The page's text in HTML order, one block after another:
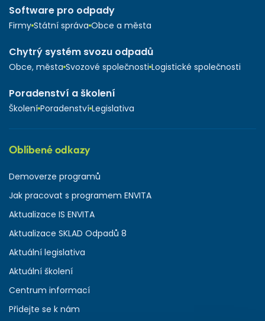
Software pro odpady
Firmy Státní správa Obce a města
Chytrý systém svozu odpadů
Obce, města Svozové společnosti Logistické společnosti
Poradenství a školení
Školení Poradenství Legislativa
Oblíbené odkazy
Demoverze programů
Jak pracovat s programem ENVITA
Aktualizace IS ENVITA
Aktualizace SKLAD Odpadů 8
Aktuální legislativa
Aktuální školení
Centrum informací
Přidejte se k nám